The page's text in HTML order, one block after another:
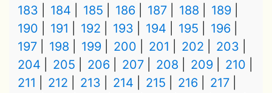
183
184 185 186 187 188
189
190
191 192 193 194 195
196
197
198 199 200 201 202
203
204
205 206 207 208 209
210
211
212 213 214 215 216
217